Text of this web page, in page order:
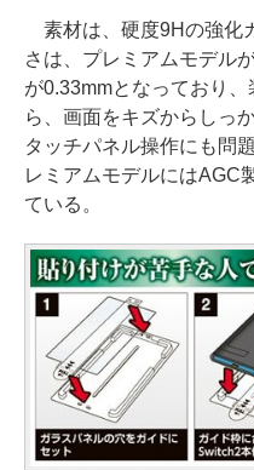
素材は、硬度9Hの強化
さは、プレミアムモデル
が0.33mmとなっており
ら、画面をキズからしっ
タッチパネル操作にも問
レミアムモデルにはAGC
ている。